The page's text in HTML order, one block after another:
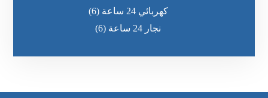
كهربائي 24 ساعة
(6)
نجار 24 ساعة
(6)